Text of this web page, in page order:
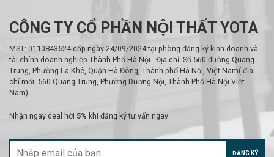
CÔNG TY CỔ PHẦN NỘI THẤT YOTA
MST: 0110843524 cấp ngày 24/09/2024 tại phòng đăng ký kinh doanh và
tài chính doanh nghiệp Thành Phố Hà Nội - Địa chỉ: Số 560 đường Quang
Trung, Phường La Khê, Quận Hà Đông, Thành phố Hà Nội, Việt Nam( địa
chỉ mới: 560 Quang Trung, Phường Dương Nội, Thành Phố Hà Nội Việt
Nam)
Nhận ngay deal hời 5% khi đăng ký tư vấn ngay
ĐĂNG KÝ